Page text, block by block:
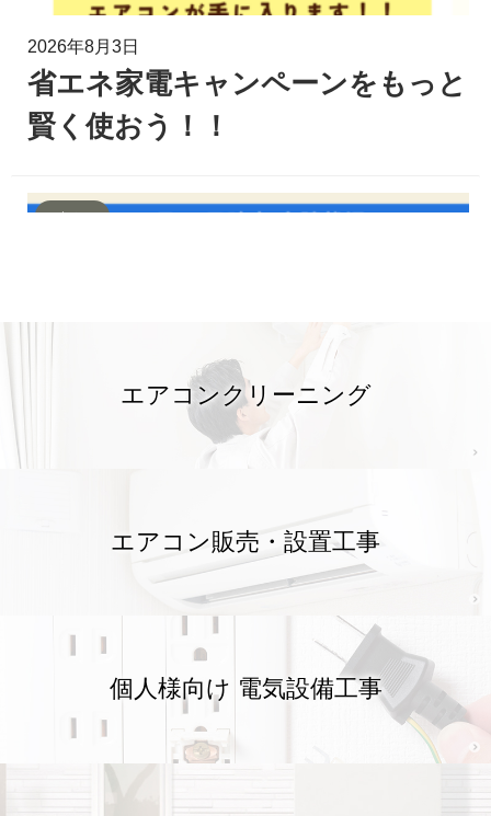
2026年8月3日
省エネ家電キャンペーンをもっと
賢く使おう！！
お知らせ
おきなわ省エネ家電購入応援キャ
ンペーン7月16日時点の申請状況
のお知らせ
エアコンクリーニング
エアコン販売・設置工事
個人様向け 電気設備工事